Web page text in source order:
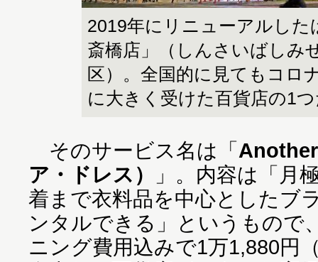
2019年にリニューアルした
斎橋店」（しんさいばしみ
区）。全国的に見てもコロ
に大きく受けた百貨店の1
そのサービス名は「
ア・ドレス）
」。内容は「月
着まで衣料品を中心としたブ
ンタルできる」というもので
ニング費用込みで1万1,880円